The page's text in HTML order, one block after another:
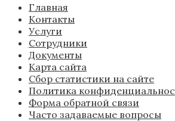
Главная
Контакты
Услуги
Сотрудники
Документы
Карта сайта
Сбор статистики на сайте
Политика
Форма обратной связи
Часто задаваемые вопросы